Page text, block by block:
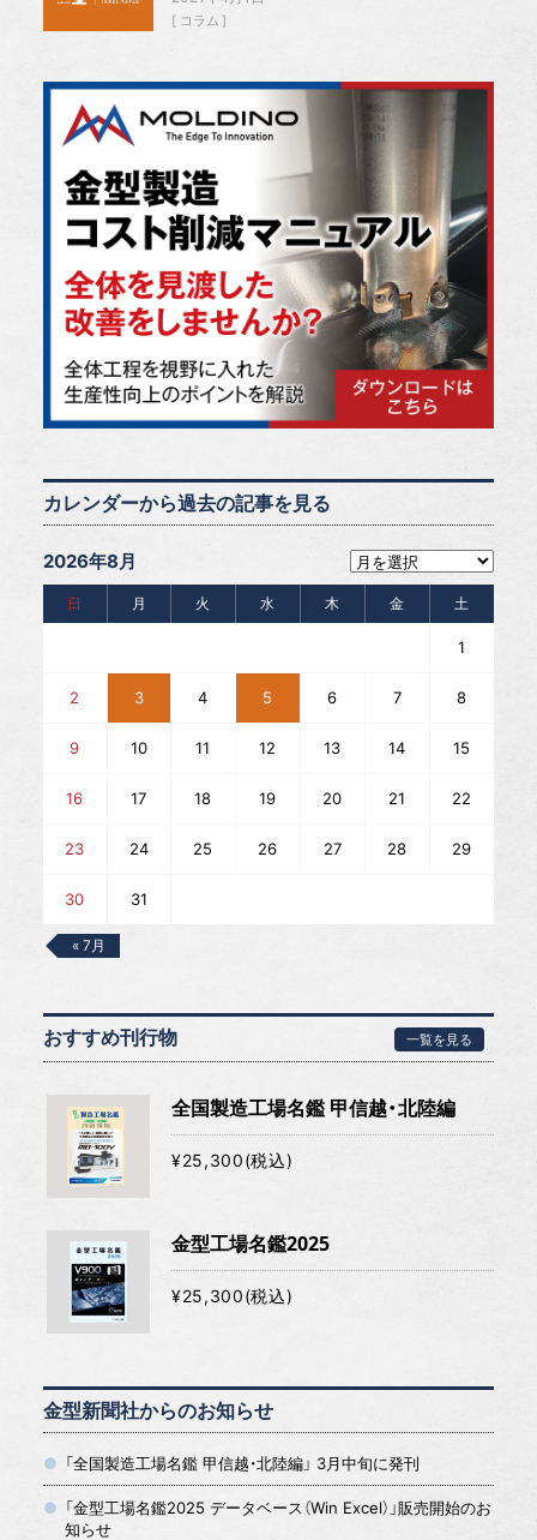
コラム
カレンダーから過去の記事を見る
2026年8月
日 月 火 水 木 金 土
1
2 3 4 5 6 7 8
9 10 11 12 13 14 15
16 17 18 19 20 21 22
23 24 25 26 27 28 29
30 31
« 7月
おすすめ刊行物 一覧を見る
全国製造工場名鑑 甲信越・北陸編
¥25,300(税込)
金型工場名鑑2025
¥25,300(税込)
金型新聞社からのお知らせ
「全国製造工場名鑑 甲信越・北陸編」 3月中旬に発刊
「金型工場名鑑2025 データベース（Win Excel）」販売開始のお
知らせ